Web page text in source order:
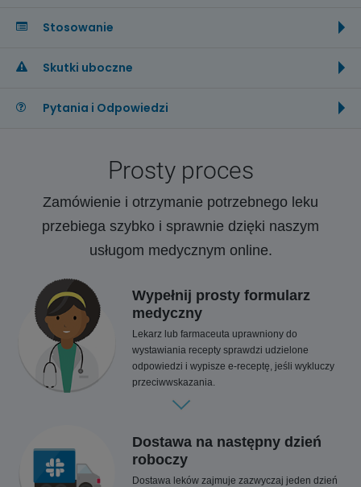
Stosowanie
Skutki uboczne
Pytania i Odpowiedzi
Prosty proces
Zamówienie i otrzymanie potrzebnego leku
przebiega szybko i sprawnie dzięki naszym
usługom medycznym online.
Wypełnij prosty formularz
medyczny
Lekarz lub farmaceuta uprawniony do
wystawiania recepty sprawdzi udzielone
odpowiedzi i wypisze e-receptę, jeśli wykluczy
przeciwwskazania.
Dostawa na następny dzień
roboczy
Dostawa leków zajmuje zazwyczaj jeden dzień